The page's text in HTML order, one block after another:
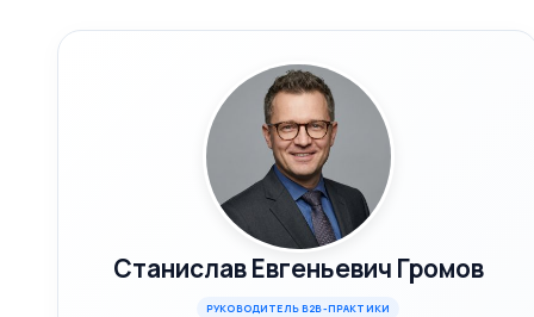
Станислав Евгеньевич Громов
РУКОВОДИТЕЛЬ B2B-ПРАКТИКИ